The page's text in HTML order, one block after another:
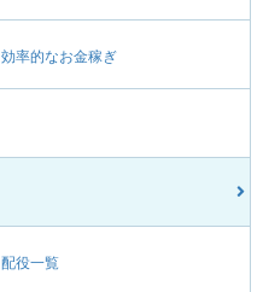
効率的なお金稼ぎ
配役一覧